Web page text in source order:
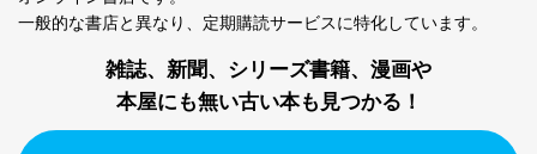
一般的な書店と異なり、 定期購読サービスに特化しています。
雑誌、新聞、シリーズ書籍、漫画や
本屋にも無い古い本も見つかる！